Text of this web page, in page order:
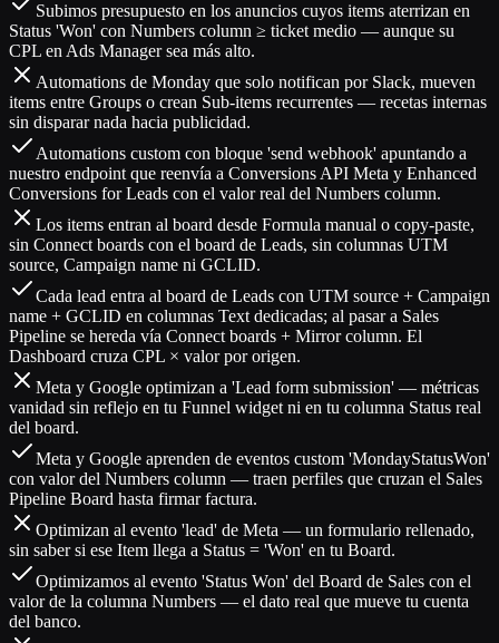
Subimos presupuesto en los anuncios cuyos items aterrizan en
Status 'Won' con Numbers column ≥ ticket medio — aunque su
CPL en Ads Manager sea más alto.
Automations de Monday que solo notifican por Slack, mueven
items entre Groups o crean Sub-items recurrentes — recetas internas
sin disparar nada hacia publicidad.
Automations custom con bloque 'send webhook' apuntando a
nuestro endpoint que reenvía a Conversions API Meta y Enhanced
Conversions for Leads con el valor real del Numbers column.
Los items entran al board desde Formula manual o copy-paste,
sin Connect boards con el board de Leads, sin columnas UTM
source, Campaign name ni GCLID.
Cada lead entra al board de Leads con UTM source + Campaign
name + GCLID en columnas Text dedicadas; al pasar a Sales
Pipeline se hereda vía Connect boards + Mirror column. El
Dashboard cruza CPL × valor por origen.
Meta y Google optimizan a 'Lead form submission' — métricas
vanidad sin reflejo en tu Funnel widget ni en tu columna Status real
del board.
Meta y Google aprenden de eventos custom 'MondayStatusWon'
con valor del Numbers column — traen perfiles que cruzan el Sales
Pipeline Board hasta firmar factura.
Optimizan al evento 'lead' de Meta — un formulario rellenado,
sin saber si ese Item llega a Status = 'Won' en tu Board.
Optimizamos al evento 'Status Won' del Board de Sales con el
valor de la columna Numbers — el dato real que mueve tu cuenta
del banco.